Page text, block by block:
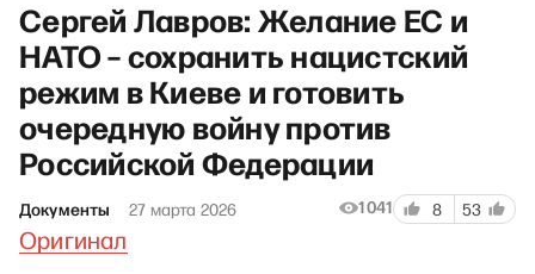
Сергей Лавров: Желание ЕС и
НАТО – сохранить нацистский
режим в Киеве и готовить
очередную войну против
Российской Федерации
Документы 27 марта 2026 1041 8 53
Оригинал